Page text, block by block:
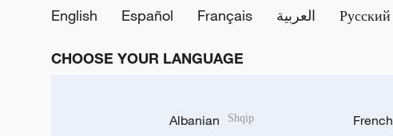
English
Español Français العربية Русский
CHOOSE YOUR LANGUAGE
Albanian Shqip French